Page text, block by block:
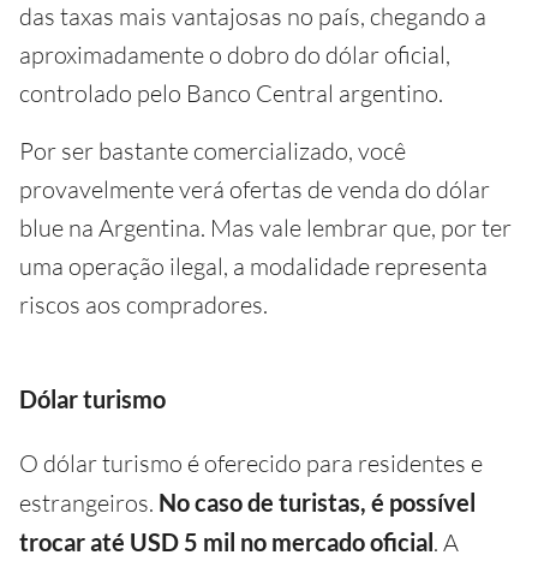
das taxas mais vantajosas no país, chegando a
aproximadamente o dobro do dólar oficial,
controlado pelo Banco Central argentino.
Por ser bastante comercializado, você
provavelmente verá ofertas de venda do dólar
blue na Argentina. Mas vale lembrar que, por ter
uma operação ilegal, a modalidade representa
riscos aos compradores.
Dólar turismo
O dólar turismo é oferecido para residentes e
estrangeiros. No caso de turistas, é possível
trocar até USD 5 mil no mercado oficial. A